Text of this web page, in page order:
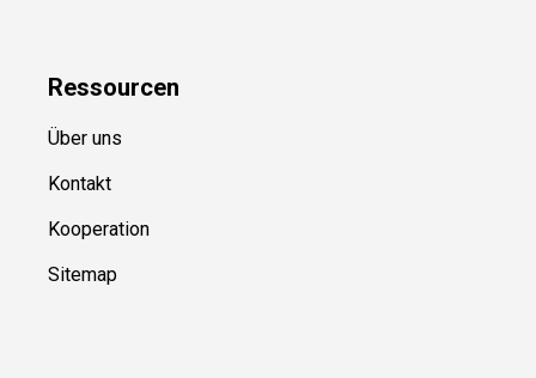
Ressourcen
Über uns
Kontakt
Kooperation
Sitemap